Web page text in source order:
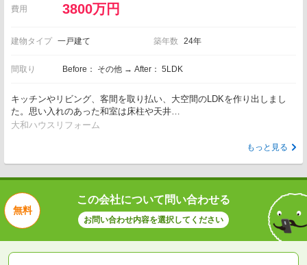
費用 3800万円
建物タイプ 一戸建て 築年数 24年
間取り Before： その他 → After： 5LDK
キッチンやリビング、客間を取り払い、大空間のLDKを作り出しまし
た。思い入れのあった和室は床柱や天井…
大和ハウスリフォーム
もっと見る
無料
この会社について問い合わせる
お問い合わせ内容を選択してください